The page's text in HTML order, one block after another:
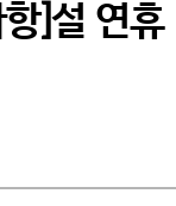
다]설 연